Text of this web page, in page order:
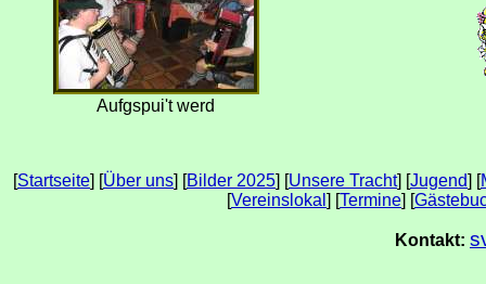
Aufgspui't werd
[Startseite] [Über uns] [Bilder 2025] [Unsere Tracht] [Jugend] [
[Vereinslokal ] [Termine] [
Kontakt: